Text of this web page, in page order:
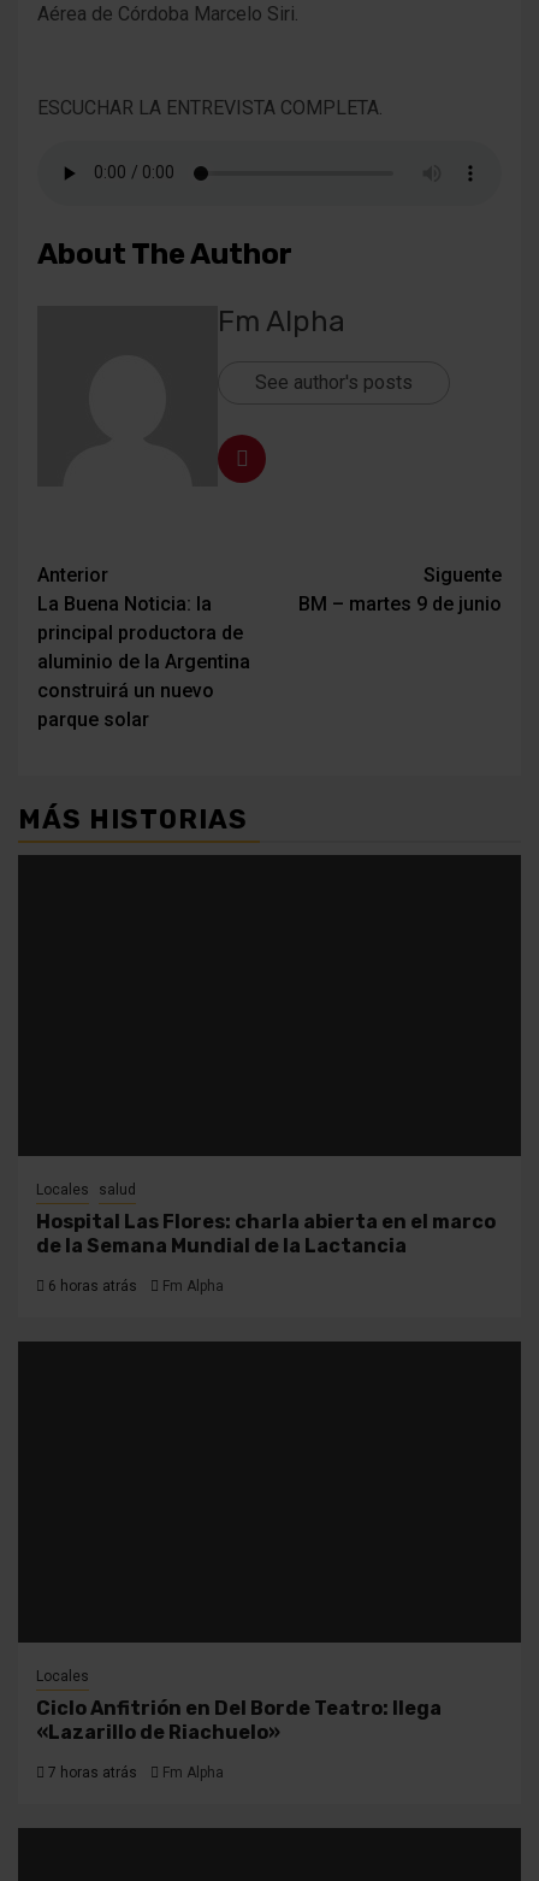
Aérea de Córdoba Marcelo Siri.
ESCUCHAR LA ENTREVISTA COMPLETA.
About The Author
Fm Alpha
See author's posts
Navegación
de
entradas
Anterior
La Buena Noticia: la
principal productora de
aluminio de la Argentina
construirá un nuevo
parque solar
Siguente
BM – martes 9 de junio
MÁS HISTORIAS
Locales salud
Hospital Las Flores: charla abierta en el marco
de la Semana Mundial de la Lactancia
6 horas atrás Fm Alpha
Locales
Ciclo Anfitrión en Del Borde Teatro: llega
«Lazarillo de Riachuelo»
7 horas atrás Fm Alpha